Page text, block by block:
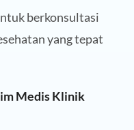
berkonsultasi
yang tepat
Medis Klinik